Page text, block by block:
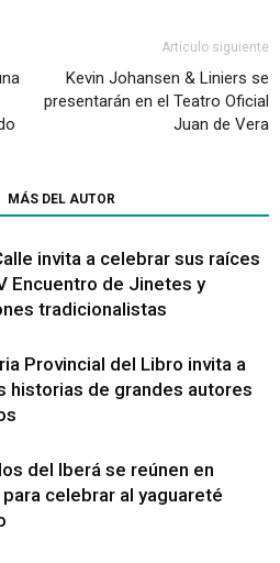
Artículo siguiente
Kevin Johansen & Liniers se
presentarán en el Teatro Oficial
Juan de Vera
MÁS DEL AUTOR
invita a celebrar sus raíces
Encuentro de Jinetes y
tradicionalistas
Provincial del Libro invita a
historias de grandes autores
del Iberá se reúnen en
celebrar al yaguareté